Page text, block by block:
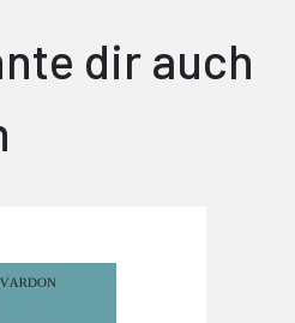
dir auch